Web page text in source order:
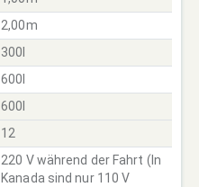
2,00m
300l
600l
600l
12
220 V während der Fahrt (In
Kanada sind nur 110 V